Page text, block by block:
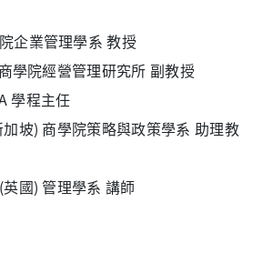
企業管理學系 教授
學院經營管理研究所 副教授
學程主任
坡) 商學院策略與政策學系 助理教
國) 管理學系 講師